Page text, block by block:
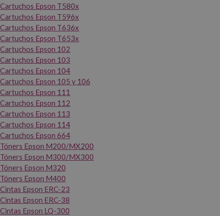
Cartuchos Epson T580x
Cartuchos Epson T596x
Cartuchos Epson T636x
Cartuchos Epson T653x
Cartuchos Epson 102
Cartuchos Epson 103
Cartuchos Epson 104
Cartuchos Epson 105 y 106
Cartuchos Epson 111
Cartuchos Epson 112
Cartuchos Epson 113
Cartuchos Epson 114
Cartuchos Epson 664
Tóners Epson M200/MX200
Tóners Epson M300/MX300
Tóners Epson M320
Tóners Epson M400
Cintas Epson ERC-23
Cintas Epson ERC-38
Cintas Epson LQ-300